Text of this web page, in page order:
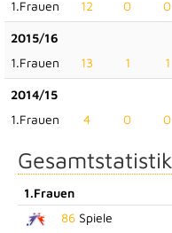
1.Frauen
12 0 0
2015/16
1.Frauen
13 1 1
2014/15
1.Frauen
4 0 0
Gesamtstatistik
1.Frauen
86 Spiele